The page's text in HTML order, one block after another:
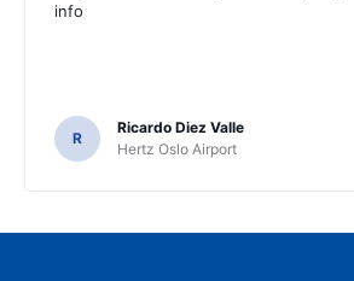
info
R
Ricardo Diez Valle
Hertz Oslo Airport